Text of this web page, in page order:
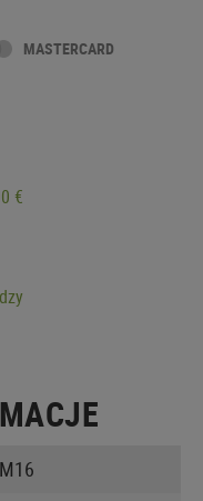
MASTERCARD
€